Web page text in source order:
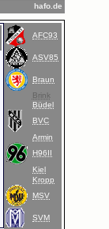
hafo.de
AFC93
ASV85
Braun
Brink
Büdel
BVC
Armin
H96II
Kiel
Kropp
MSV
SVM